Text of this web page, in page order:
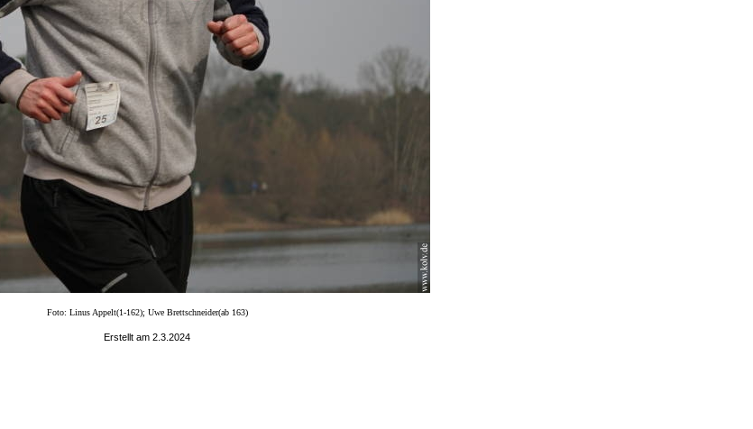
Foto: Linus Appelt(1-162); Uwe Brettschneider(ab 163)
Erstellt am 2.3.2024